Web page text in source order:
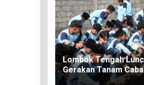
Lombok Tengah
Gerakan Tanam
Siswa untuk